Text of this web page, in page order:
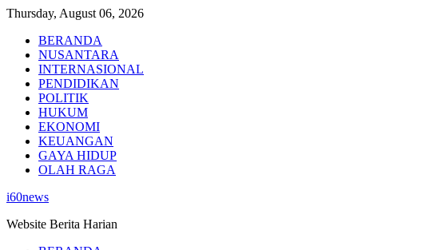
Skip
content
Thursday, August 06, 2026
BERANDA
NUSANTARA
INTERNASIONAL
PENDIDIKAN
POLITIK
HUKUM
EKONOMI
KEUANGAN
GAYA HIDUP
OLAH RAGA
i60news
Website Berita Harian